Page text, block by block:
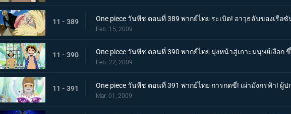
11 - 389 One piece วันพีช ตอนที่ 389 พากย์ไทย ระเบิด! อาวุธลับของเรื
Feb. 15, 2009
11 - 390 One piece วันพีช ตอนที่ 390 พากย์ไทย มุ่งหน้าสู่เกาะมนุษย์เงือก
Feb. 22, 2009
11 - 391 One piece วันพีช ตอนที่ 391 พากย์ไทย การกดขี่! เผ่ามังกรฟ้า! ผู้
Mar. 01, 2009